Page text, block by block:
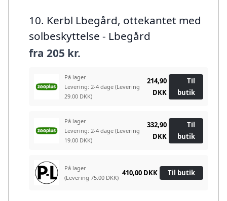
10. Kerbl Lbegård, ottekantet med
solbeskyttelse - Lbegård
fra 205 kr.
På lager
Levering: 2-4 dage (Levering
29.00 DKK)
214,90
DKK
Til
butik
På lager
Levering: 2-4 dage (Levering
19.00 DKK)
332,90
DKK
Til
butik
På lager
(Levering 75.00 DKK)
410,00 DKK Til butik